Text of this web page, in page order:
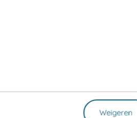
Weigeren